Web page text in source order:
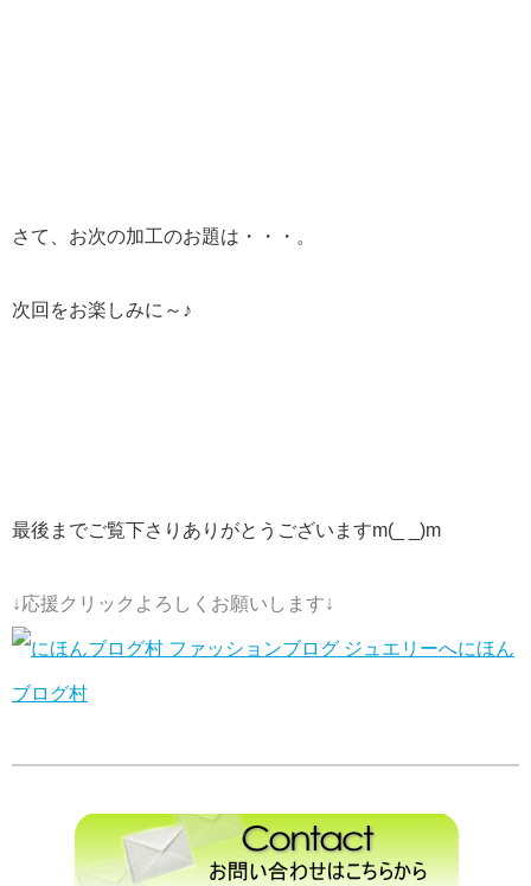
さて、お次の加工のお題は・・・。
次回をお楽しみに～♪
最後までご覧下さりありがとうございますm(_ _)m
↓応援クリックよろしくお願いします↓
にほん
ブログ村